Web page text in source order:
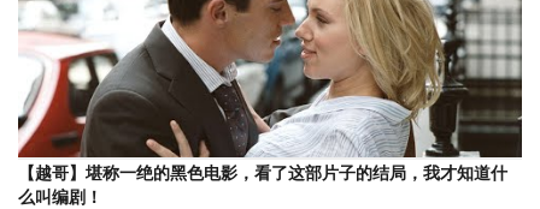
【越哥】堪称一绝的黑色电影，看了这部片子的结局，我才知道什
么叫编剧！